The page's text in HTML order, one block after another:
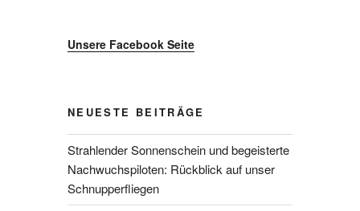
Unsere Facebook Seite
NEUESTE BEITRÄGE
Strahlender Sonnenschein und begeisterte
Nachwuchspiloten: Rückblick auf unser
Schnupperfliegen